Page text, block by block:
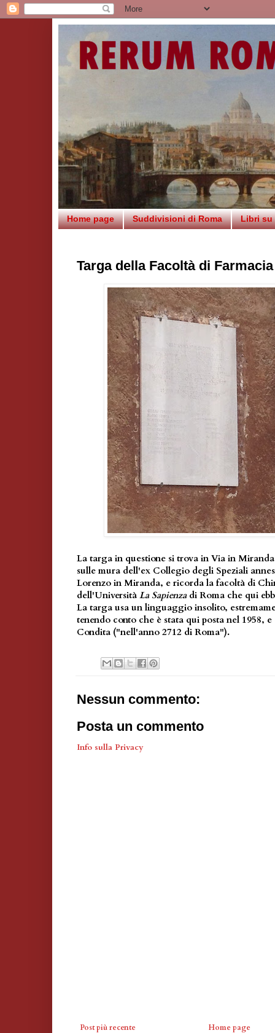
Home page Suddivisioni di Roma Libri su
Targa della Facoltà di Farmacia
La targa in questione si trova in Via in
sulle mura dell'ex Collegio degli Speziali
Lorenzo in Miranda, e ricorda la facoltà di
dell'Università La Sapienzadi Roma che qui
La targa usa un linguaggio insolito,
tenendo conto che è stata qui posta nel 1958,
Condita ("nell'anno 2712 di Roma").
Nessun commento:
Posta un commento
Info sulla Privacy
Post più recente
Home page